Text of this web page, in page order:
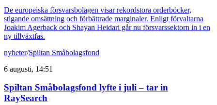
De europeiska försvarsbolagen visar rekordstora orderböcker,
stigande omsättning och förbättrade marginaler. Enligt förvaltarna
Joakim Agerback och Shayan Heidari går nu försvarssektorn in i en
ny tillväxtfas.
nyheter/Spiltan Småbolagsfond
6 augusti, 14:51
Spiltan Småbolagsfond lyfte i juli – tar in
RaySearch